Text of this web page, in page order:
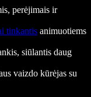
perėjimais ir
tinkantis animuotiems
siūlantis daug
vaizdo kūrėjas su